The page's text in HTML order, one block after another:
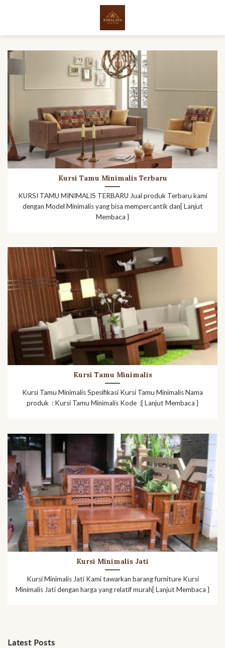
Latest Posts
Kursi Tamu Minimalis Terbaru
KURSI TAMU MINIMALIS TERBARU Jual produk Terbaru kami
dengan Model Minimalis yang bisa mempercantik dan[ Lanjut
Membaca }
Kursi Tamu Minimalis
Kursi Tamu Minimalis Spesifikasi Kursi Tamu Minimalis Nama
produk : Kursi Tamu Minimalis Kode :[ Lanjut Membaca }
Kursi Minimalis Jati
Kursi Minimalis Jati Kami tawarkan barang furniture Kursi
Minimalis Jati dengan harga yang relatif murah[ Lanjut Membaca }